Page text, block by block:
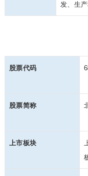
发、生产
股票代码
股票简称
上市板块